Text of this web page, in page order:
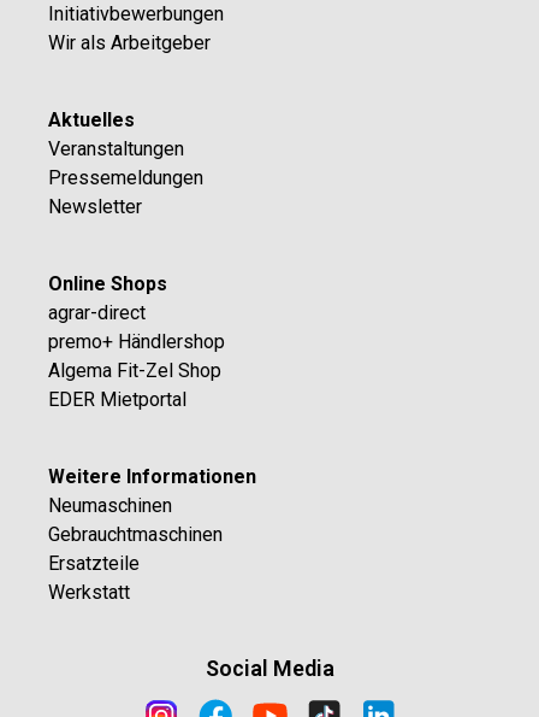
Initiativbewerbungen
Wir als Arbeitgeber
Aktuelles
Veranstaltungen
Pressemeldungen
Newsletter
Online Shops
agrar-direct
premo+ Händlershop
Algema Fit-Zel Shop
EDER Mietportal
Weitere Informationen
Neumaschinen
Gebrauchtmaschinen
Ersatzteile
Werkstatt
Social Media